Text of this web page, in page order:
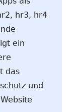
hr3, hr4
ein
das
und